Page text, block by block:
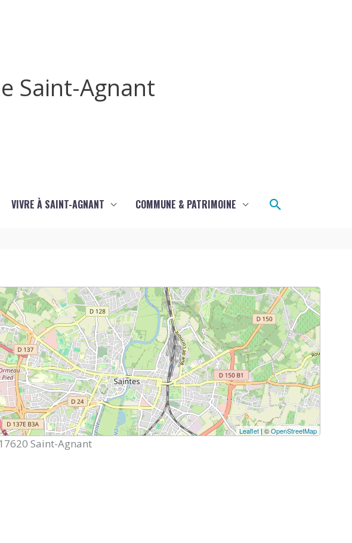
Saint-Agnant
VIVRE À SAINT-AGNANT COMMUNE & PATRIMOINE Rechercher
Leaflet| ©OpenStreetMap
Saint-Agnant